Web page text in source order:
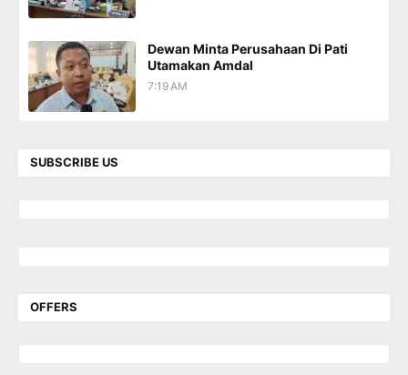
Dewan Minta Perusahaan Di Pati
Utamakan Amdal
7:19 AM
SUBSCRIBE US
OFFERS